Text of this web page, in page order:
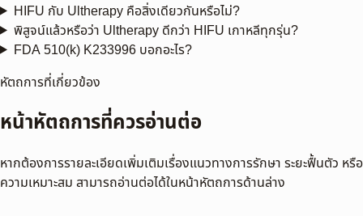
HIFU กับ Ultherapy คือสิ่งเดียวกันหรือไม่?
พิสูจน์แล้วหรือว่า Ultherapy ดีกว่า HIFU เกาหลีทุกรุ่น?
FDA 510(k) K233996 บอกอะไร?
หัตถการที่เกี่ยวข้อง
หน้าหัตถการที่ควรอ่านต่อ
หากต้องการรายละเอียดเพิ่มเติมเรื่องแนวทางการรักษา ระยะฟื้นตัว หรือ
ความเหมาะสม สามารถอ่านต่อได้ในหน้าหัตถการด้านล่าง